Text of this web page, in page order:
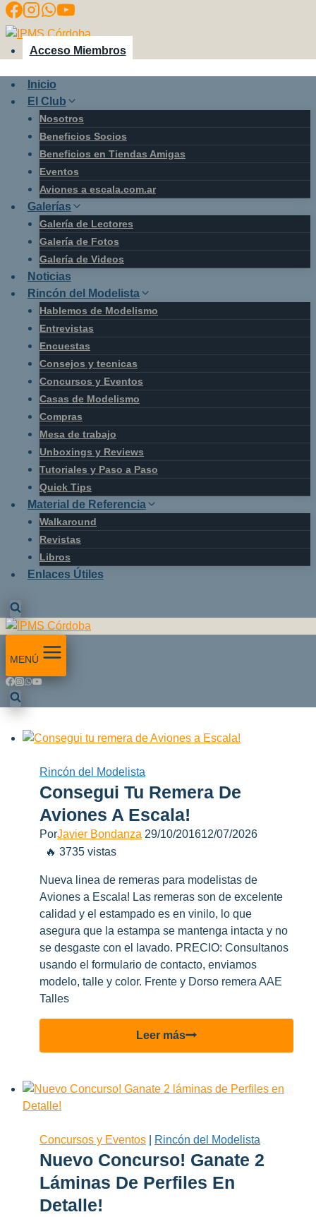
Saltar
al
contenido
Acceso Miembros
Inicio
El Club
Nosotros
Beneficios Socios
Beneficios en Tiendas Amigas
Eventos
Aviones a escala.com.ar
Galerías
Galería de Lectores
Galería de Fotos
Galería de Videos
Noticias
Rincón del Modelista
Hablemos de Modelismo
Entrevistas
Encuestas
Consejos y tecnicas
Concursos y Eventos
Casas de Modelismo
Compras
Mesa de trabajo
Unboxings y Reviews
Tutoriales y Paso a Paso
Quick Tips
Material de Referencia
Walkaround
Revistas
Libros
Enlaces Útiles
MENÚ
Rincón del Modelista
Consegui Tu Remera De
Aviones A Escala!
PorJavier Bondanza 29/10/201612/07/2026
🔥 3735 vistas
Nueva linea de remeras para modelistas de
Aviones a Escala! Las remeras son de excelente
calidad y el estampado es en vinilo, lo que
asegura que la estampa se mantenga intacta y no
se desgaste con el lavado. PRECIO: Consultanos
usando el formulario de contacto, enviamos
modelo, talle y color. Frente y Dorso remera AAE
Talles
Leer másConsegui
tu
de
Escala!
Concursos y Eventos Rincón del Modelista
Nuevo Concurso! Ganate 2
Láminas De Perfiles En
Detalle!